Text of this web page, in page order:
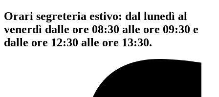
Orari segreteria estivo: dal lunedì al
venerdì dalle ore 08:30 alle ore 09:30 e
dalle ore 12:30 alle ore 13:30.